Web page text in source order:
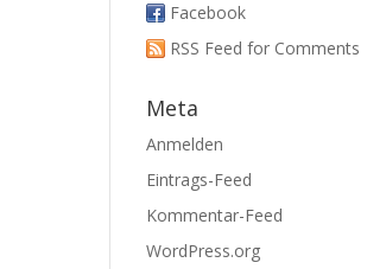
Facebook
RSS Feed for Comments
Meta
Anmelden
Eintrags-Feed
Kommentar-Feed
WordPress.org